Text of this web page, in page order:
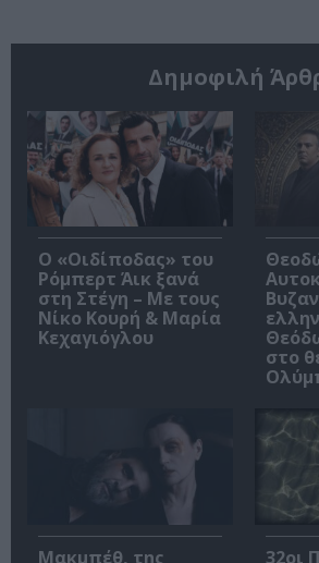
Δημοφιλή
O «Οιδίποδας» του
Ρόμπερτ Άικ ξανά
στη Στέγη – Με τους
Νίκο Κουρή & Μαρία
Κεχαγιόγλου
στο
Μακμπέθ, της
32οι